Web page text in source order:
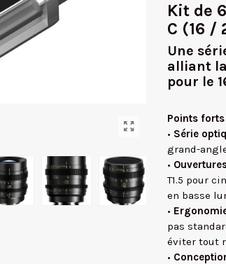
Kit de
C (16 /
Une
alliant
pour le
Points forts
• Série
grand-
•
T1.5 pour
en basse
•
pas
éviter tout
•